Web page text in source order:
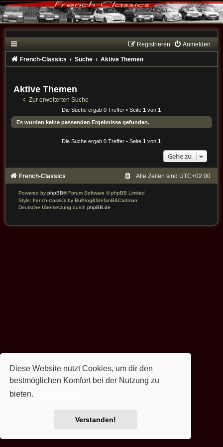
Diese Website nutzt Cookies, um dir den
bestmöglichen Komfort bei der Nutzung zu
bieten.
Verstanden!
Anmelden
Registrieren
French-Classics Suche Aktive Themen
Aktive Themen
Zur erweiterten Suche
Die Suche ergab 0 Treffer • Seite1 von1
Es wurden keine passenden Ergebnisse gefunden.
Die Suche ergab 0 Treffer • Seite1 von1
Gehe zu
French-Classics Alle Zeiten sind UTC+02:00
Powered by phpBB® Forum Software © phpBB Limited
Style: french-classics by Bullfrog&StefanB&Cartman
Deutsche Übersetzung durch phpBB.de